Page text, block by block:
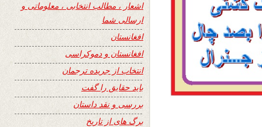
اشعار ، مطالب انتخابی ، معلوماتی و
ارسالی شما
افغانستان
افغانستان و دموکراسی
انتخاب از جریده ترجمان
باید حقایق را گفت
بررسی و نقد داستان
برگ های از تاریخ